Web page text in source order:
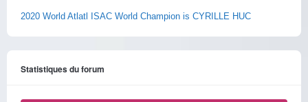
2020 World Atlatl ISAC World Champion is CYRILLE HUC
Statistiques du forum